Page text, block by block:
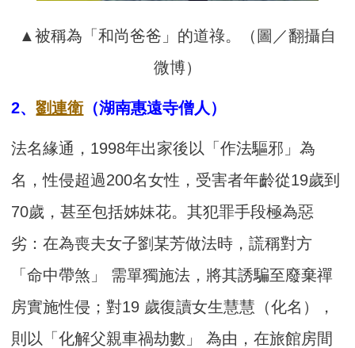
▲被稱為「和尚爸爸」的道祿。（圖／翻攝自
微博）
2、劉連衛（湖南惠遠寺僧人）
法名緣通，1998年出家後以「作法驅邪」為
名，性侵超過200名女性，受害者年齡從19歲到
70歲，甚至包括姊妹花。其犯罪手段極為惡
劣：在為喪夫女子劉某芳做法時，謊稱對方
「命中帶煞」 需單獨施法，將其誘騙至廢棄禪
房實施性侵；對19 歲復讀女生慧慧（化名），
則以「化解父親車禍劫數」 為由，在旅館房間